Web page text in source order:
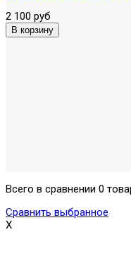
2 100 руб
Всего в сравнении 0
Сравнить выбранное
X